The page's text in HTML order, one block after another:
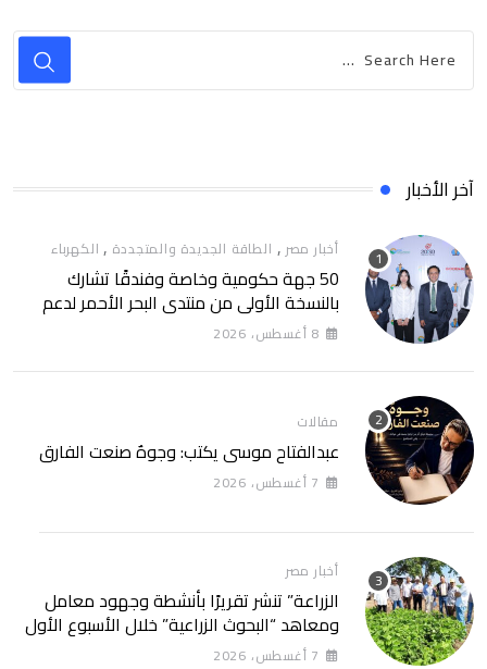
آخر الأخبار
أخبار مصر , الطاقة الجديدة والمتجددة , الكهرباء
50 جهة حكومية وخاصة وفندقًا تشارك
بالنسخة الأولى من منتدى البحر الأحمر لدعم
الطاقة النظيفة والسياحة المستدامة
8 أغسطس، 2026
مقالات
عبدالفتاح موسى يكتب: وجوهٌ صنعت الفارق
7 أغسطس، 2026
أخبار مصر
الزراعة” تنشر تقريرًا بأنشطة وجهود معامل
ومعاهد “البحوث الزراعية” خلال الأسبوع الأول
من أغسطس 2026
7 أغسطس، 2026